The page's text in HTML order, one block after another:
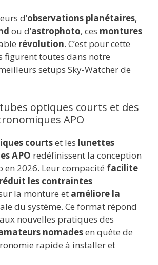
d’observations planétaires,
ou d’astrophoto, ces montures
révolution. C’est pour cette
figurent toutes dans notre
setups Sky-Watcher de
tubes optiques courts et des
APO
courtset les lunettes
APO redéfinissent la conception
en 2026. Leur compacité facilite
réduit les contraintes
la monture et améliore la
du système. Ce format répond
nouvelles pratiques des
nomadesen quête de
rapide à installer et